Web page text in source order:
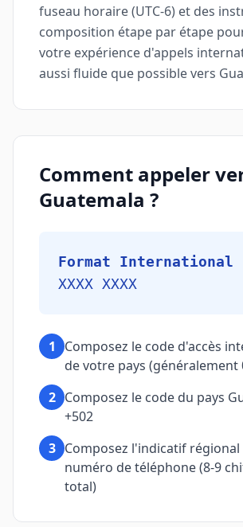
fuseau horaire (UTC-6) et des
composition étape par étape
votre expérience d'appels
aussi fluide que possible vers
Comment appeler
Guatemala ?
Format International
XXXX XXXX
1
Composez le code d'accès
de votre pays (généralement
2 Composez le code du pays
+502
3 Composez l'indicatif régional
numéro de téléphone (8-9
total)